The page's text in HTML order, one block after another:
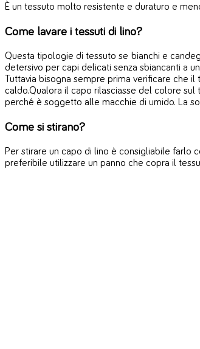
È un tessuto molto resistente e duraturo e
Come lavare i tessuti di lino?
Questa tipologie di tessuto se bianchi e
detersivo per capi delicati senza sbiancanti a
Tuttavia bisogna sempre prima verificare che
caldo.Qualora il capo rilasciasse del colore
perché è soggetto alle macchie di umido. La
Come si stirano?
Per stirare un capo di lino è consigliabile farlo
preferibile utilizzare un panno che copra il